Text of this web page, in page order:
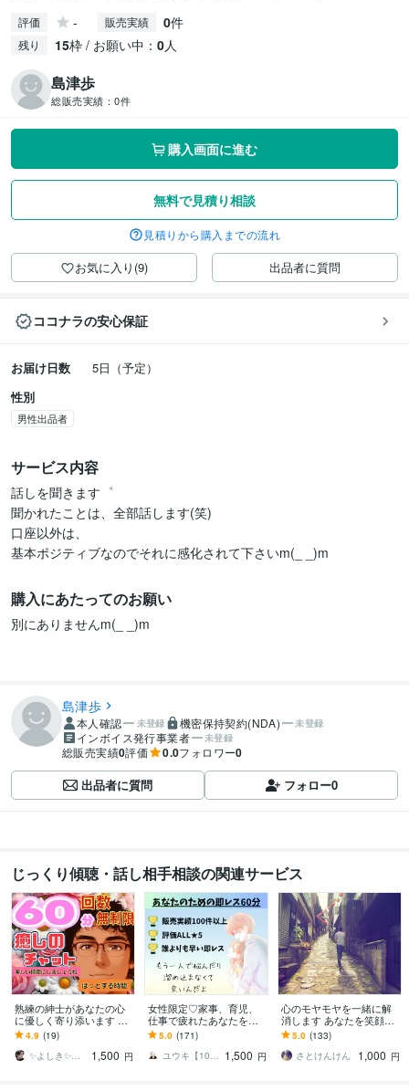
評価 - 販売実績 0件
残り 15枠 / お願い中： 0人
島津歩
総販売実績： 0件
購入画面に進む
無料で見積り相談
見積りから購入までの流れ
お気に入り(9) 出品者に質問
ココナラの安心保証
お届け日数
5日（予定）
性別
男性出品者
サービス内容
話しを聞きます゜
聞かれたことは、全部話します(笑)
口座以外は、
基本ポジティブなのでそれに感化されて下さいm(_ _)m
購入にあたってのお願い
別にありませんm(_ _)m
島津歩
本人確認 未登録 機密保持契約(NDA) 未登録
インボイス発行事業者 未登録
総販売実績0評価 0.0フォロワー0
出品者に質問 フォロー0
じっくり傾聴・話し相手相談の関連サービス
熟練の紳士があなたの心
に優しく寄り添います 誰
にも言えない悩みや孤独
を、大人の包容力で丸ご
と受け止めます
4.9 (19)
✨よしき✨が心を優しく癒して笑顔にします
1,500 円
女性限定♡家事、育児、
仕事で疲れたあなたを癒
します 女性限定♡愚痴、
悩み、あなたの話なんで
も聞くよ
5.0 (171)
ユウキ【1000件以上販売♪】 1,500 円
心のモヤモヤを一緒に解
消します あなたを笑顔に
します(^-^)
5.0 (133)
さとけんけん
1,000 円